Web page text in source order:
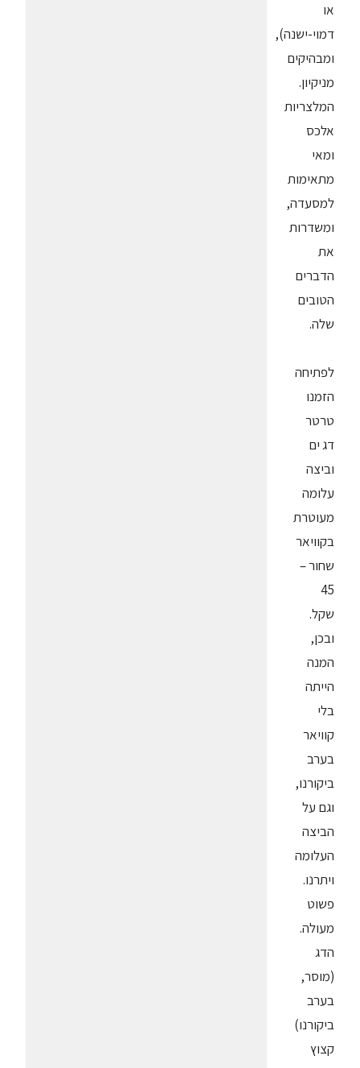
או
דמוי-ישנה),
ומבהיקים
מניקיון.
המלצריות
אלכס
ומאי
מתאימות
למסעדה,
ומשדרות
את
הדברים
הטובים
שלה.
לפתיחה
הזמנו
טרטר
דג ים
וביצה
עלומה
מעוטרת
בקוויאר
שחור –
45
שקל.
ובכן,
המנה
הייתה
בלי
קוויאר
בערב
ביקורנו,
וגם על
הביצה
העלומה
ויתרנו.
פשוט
מעולה.
הדג
(מוסר,
בערב
ביקורנו)
קצוץ